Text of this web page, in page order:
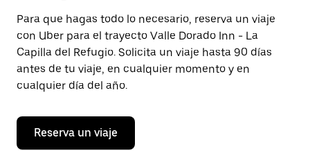
Presiona
la
tecla Esc
para
cerrar
el
calendario.
Para que hagas todo lo necesario, reserva un viaje
con Uber para el trayecto Valle Dorado Inn - La
Capilla del Refugio. Solicita un viaje hasta 90 días
antes de tu viaje, en cualquier momento y en
cualquier día del año.
Reserva un viaje